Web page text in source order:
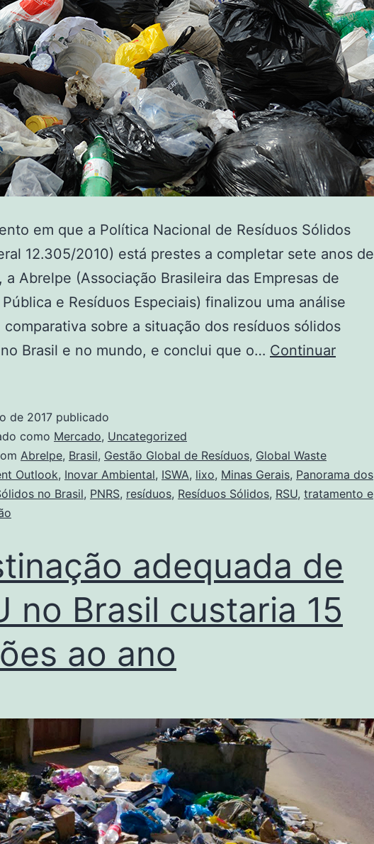
em que a Política Nacional de Resíduos Sólidos
12.305/2010) está prestes a completar sete anos de
a Abrelpe (Associação Brasileira das Empresas de
e Resíduos Especiais) finalizou uma análise
sobre a situação dos resíduos sólidos
Brasil e no mundo, e conclui que o… Continuar
de 2017 publicado
como Mercado, Uncategorized
Abrelpe, Brasil, Gestão Global de Resíduos, Global Waste
Outlook, Inovar Ambiental, ISWA, lixo, Minas Gerais, Panorama dos
no Brasil, PNRS, resíduos, Resíduos Sólidos, RSU, tratamento e
adequada de
no Brasil custaria 15
ao ano